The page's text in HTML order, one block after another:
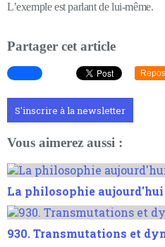
L’exemple est parlant de lui-même.
Partager cet article
S'inscrire à la newsletter
Vous aimerez aussi :
La philosophie
930. Transmutations et